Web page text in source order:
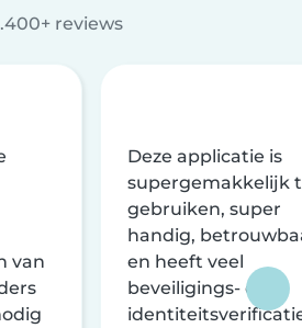
reviews
van
Deze applicatie is
supergemakkelijk
gebruiken, super
handig,
en heeft veel
beveiligings- en